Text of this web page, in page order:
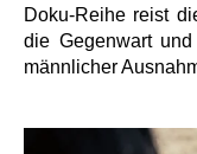
Doku-Reihe reist
die Gegenwart
männlicher